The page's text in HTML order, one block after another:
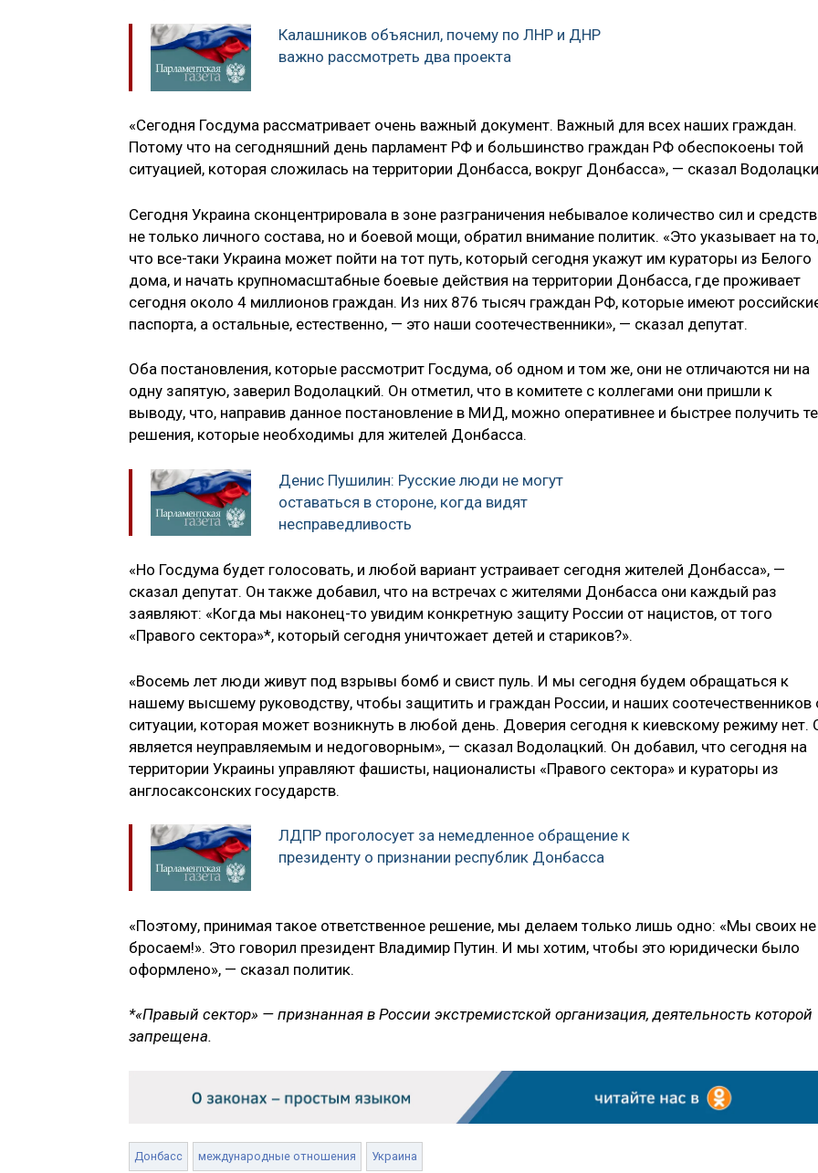
Калашников объяснил, почему по ЛНР и ДНР
важно рассмотреть два проекта
«Сегодня Госдума рассматривает очень важный документ. Важный для всех наших граждан.
Потому что на сегодняшний день парламент РФ и большинство граждан РФ обеспокоены той
ситуацией, которая сложилась на территории Донбасса, вокруг Донбасса», — сказал
Сегодня Украина сконцентрировала в зоне разграничения небывалое количество сил и средств
не только личного состава, но и боевой мощи, обратил внимание политик. «Это указывает на то,
что все-таки Украина может пойти на тот путь, который сегодня укажут им кураторы из Белого
дома, и начать крупномасштабные боевые действия на территории Донбасса, где проживает
сегодня около 4 миллионов граждан. Из них 876 тысяч граждан РФ, которые имеют
паспорта, а остальные, естественно, — это наши соотечественники», — сказал депутат.
Оба постановления, которые рассмотрит Госдума, об одном и том же, они не отличаются ни на
одну запятую, заверил Водолацкий. Он отметил, что в комитете с коллегами они пришли к
выводу, что, направив данное постановление в МИД, можно оперативнее и быстрее получить те
решения, которые необходимы для жителей Донбасса.
Денис Пушилин: Русские люди не могут
оставаться в стороне, когда видят
несправедливость
«Но Госдума будет голосовать, и любой вариант устраивает сегодня жителей Донбасса», —
сказал депутат. Он также добавил, что на встречах с жителями Донбасса они каждый раз
заявляют: «Когда мы наконец-то увидим конкретную защиту России от нацистов, от того
«Правого сектора»*, который сегодня уничтожает детей и стариков?».
«Восемь лет люди живут под взрывы бомб и свист пуль. И мы сегодня будем обращаться к
нашему высшему руководству, чтобы защитить и граждан России, и наших соотечественников
ситуации, которая может возникнуть в любой день. Доверия сегодня к киевскому режиму нет.
является неуправляемым и недоговорным», — сказал Водолацкий. Он добавил, что сегодня на
территории Украины управляют фашисты, националисты «Правого сектора» и кураторы из
англосаксонских государств.
ЛДПР проголосует за немедленное обращение к
президенту о признании республик Донбасса
«Поэтому, принимая такое ответственное решение, мы делаем только лишь одно: «Мы своих не
бросаем!». Это говорил президент Владимир Путин. И мы хотим, чтобы это юридически было
оформлено», — сказал политик.
*«Правый сектор» — признанная в России экстремистской организация, деятельность которой
запрещена.
Донбасс международные отношения Украина